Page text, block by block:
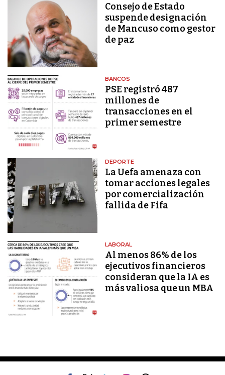
Consejo de Estado
suspende designación
de Mancuso como gestor
de paz
BANCOS
PSE registró 487
millones de
transacciones en el
primer semestre
DEPORTE
La Uefa amenaza con
tomar acciones legales
por comercialización
fallida de Fifa
LABORAL
Al menos 86% de los
ejecutivos financieros
consideran que la IA es
más valiosa que un MBA